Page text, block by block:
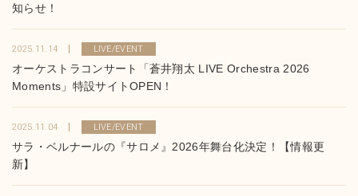
知らせ！
2025.11.14 LIVE/EVENT
オーケストラコンサート「蒼井翔太 LIVE Orchestra 2026
Moments」特設サイトOPEN！
2025.11.04 LIVE/EVENT
サラ・ベルナールの『サロメ』2026年舞台化決定！【情報更
新】